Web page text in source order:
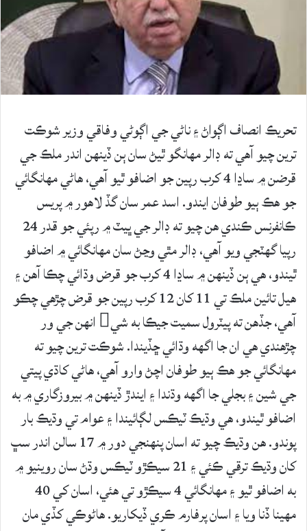
تحريڪ انصاف اڳواڻ ۽ ناڻي جي اڳوڻي وفاقي وزير شوڪت
ترين چيو آهي ته ڊالر مهانگو ٿيڻ سان ٻن ڏينهن اندر ملڪ جي
قرضن ۾ ساڍا 4 کرب رپين جو اضافو ٿيو آهي، هاڻي مهانگائي
جو هڪ ٻيو طوفان ايندو. اسد عمر سان گڏ لاهور ۾ پريس
ڪانفرنس ڪندي هن چيو ته ڊالر جي ڀيٽ ۾ رپئي جو قدر 24
رپيا گهٽجي ويو آهي، ڊالر مٿي وڃڻ سان مهانگائي ۾ اضافو
ٿيندو، هي ٻن ڏينهن ۾ ساڍا 4 کرب جو قرض وڌائي چڪا آهن ۽
هيل تائين ملڪ تي 11 کان 12 کرب رپين جو قرض چڙهي چڪو
آهي، جڏهن ته پيٽرول سميت جيڪا به شي انهن جي ور
چڙهندي هي ان جا اگهه وڌائي ڇڏيندا. شوڪت ترين چيو ته
مهانگائي جو هڪ ٻيو طوفان اچڻ وارو آهي، هاڻي کاڌي پيتي
جي شين ۽ بجلي جا اگهه وڌندا ۽ ايندڙ ڏينهن ۾ بيروزگاري ۾ به
اضافو ٿيندو، هي وڌيڪ ٽيڪس لڳائيندا ۽ عوام تي وڌيڪ بار
پوندو. هن وڌيڪ چيو ته اسان پنهنجي دور ۾ 17 سالن اندر سڀ
کان وڌيڪ ترقي ڪئي ۽ 21 سيڪڙو ٽيڪس وڌڻ سان روينيو ۾
به اضافو ٿيو ۽ مهانگائي 4 سيڪڙو تي هئي، اسان کي 40
مهينا ڏنا ويا ۽ اسان پرفارم ڪري ڏيکاريو. هاڻوڪي کڏي مان